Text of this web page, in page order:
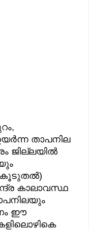
താപനില
ജില്ലയിൽ
കൂടുതൽ)
കാലാവസ്ഥ
ഈ